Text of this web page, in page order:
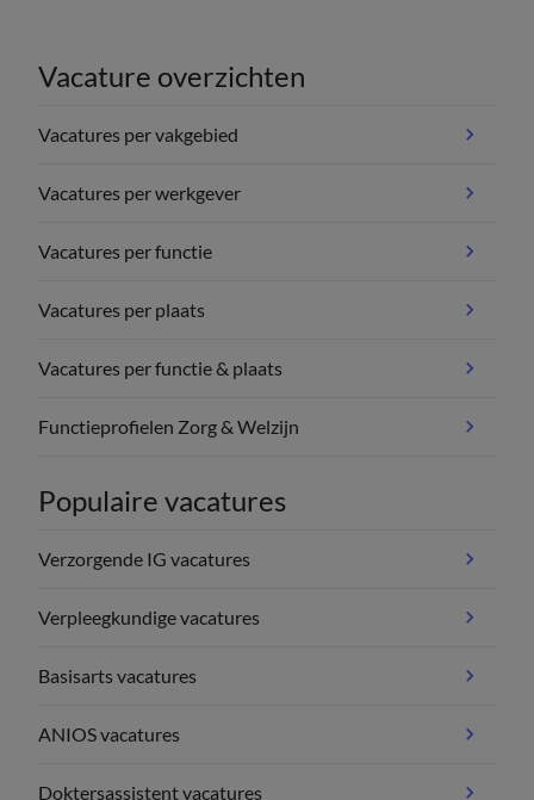
Vacature overzichten
Vacatures per vakgebied
Vacatures per werkgever
Vacatures per functie
Vacatures per plaats
Vacatures per functie & plaats
Functieprofielen Zorg & Welzijn
Populaire vacatures
Verzorgende IG vacatures
Verpleegkundige vacatures
Basisarts vacatures
ANIOS vacatures
Doktersassistent vacatures